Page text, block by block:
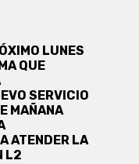
LUNES
QUE
SERVICIO
MAÑANA
ATENDER LA
L2